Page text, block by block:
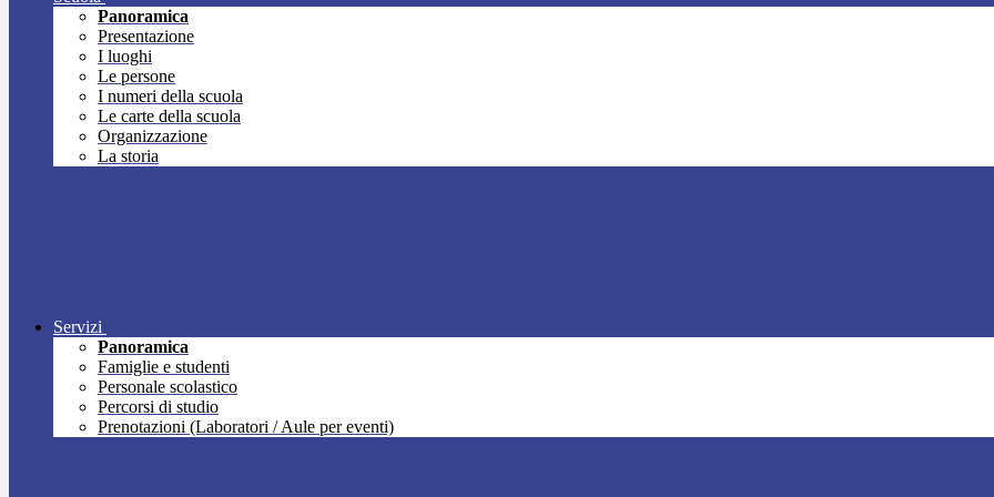
Panoramica
Presentazione
I luoghi
Le persone
I numeri della scuola
Le carte della scuola
Organizzazione
La storia
Servizi
Panoramica
Famiglie e studenti
Personale scolastico
Percorsi di studio
Prenotazioni (Laboratori / Aule per eventi)